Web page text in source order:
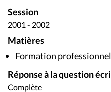
Session
2001 - 2002
Matières
Formation
Réponse à la question
Complète